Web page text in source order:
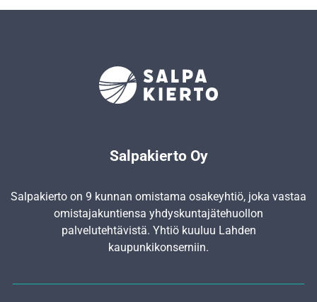
Salpakierto Oy
Salpakierto on 9 kunnan omistama osakeyhtiö, joka vastaa
omistajakuntiensa yhdyskunta­jätehuollon
palvelutehtävistä. Yhtiö kuuluu Lahden
kaupunkikonserniin.